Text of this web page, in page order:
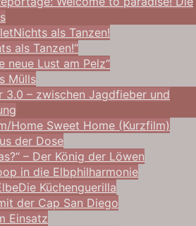
Nichts als Tanzen!
als Tanzen!“
neue Lust am Pelz“
Mülls
3.0 – zwischen Jagdfieber und
Home Sweet Home (Kurzfilm)
der Dose
– Der König der Löwen
in die Elbphilharmonie
Die Küchenguerilla
der Cap San Diego
Einsatz